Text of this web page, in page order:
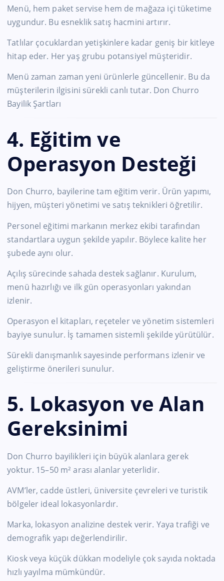
Menü, hem paket servise hem de mağaza içi tüketime
uygundur. Bu esneklik satış hacmini artırır.
Tatlılar çocuklardan yetişkinlere kadar geniş bir kitleye
hitap eder. Her yaş grubu potansiyel müşteridir.
Menü zaman zaman yeni ürünlerle güncellenir. Bu da
müşterilerin ilgisini sürekli canlı tutar. Don Churro
Bayilik Şartları
4. Eğitim ve
Operasyon Desteği
Don Churro, bayilerine tam eğitim verir. Ürün yapımı,
hijyen, müşteri yönetimi ve satış teknikleri öğretilir.
Personel eğitimi markanın merkez ekibi tarafından
standartlara uygun şekilde yapılır. Böylece kalite her
şubede aynı olur.
Açılış sürecinde sahada destek sağlanır. Kurulum,
menü hazırlığı ve ilk gün operasyonları yakından
izlenir.
Operasyon el kitapları, reçeteler ve yönetim sistemleri
bayiye sunulur. İş tamamen sistemli şekilde yürütülür.
Sürekli danışmanlık sayesinde performans izlenir ve
geliştirme önerileri sunulur.
5. Lokasyon ve Alan
Gereksinimi
Don Churro bayilikleri için büyük alanlara gerek
yoktur. 15–50 m² arası alanlar yeterlidir.
AVM’ler, cadde üstleri, üniversite çevreleri ve turistik
bölgeler ideal lokasyonlardır.
Marka, lokasyon analizine destek verir. Yaya trafiği ve
demografik yapı değerlendirilir.
Kiosk veya küçük dükkan modeliyle çok sayıda noktada
hızlı yayılma mümkündür.